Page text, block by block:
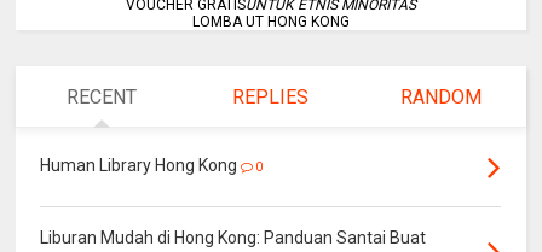
VOUCHER GRATISUNTUK ETNIS MINORITAS
LOMBA UT HONG KONG
RECENT REPLIES RANDOM
Human Library Hong Kong 0
Liburan Mudah di Hong Kong: Panduan Santai Buat